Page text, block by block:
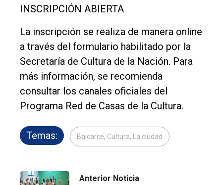
INSCRIPCIÓN ABIERTA
La inscripción se realiza de manera online
a través del formulario habilitado por la
Secretaría de Cultura de la Nación. Para
más información, se recomienda
consultar los canales oficiales del
Programa Red de Casas de la Cultura.
Temas: Balcarce, Cultura, La ciudad
Anterior Noticia